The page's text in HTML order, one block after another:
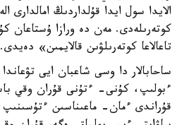
الايدا سول ايدا قۇلداردىڭ امالدارى
كوتەرىلەدى. مەن دە ورازا ۇستاعان
تاعالاعا كوتەرىلۋىن قالايمىن» دەيدى.
ساحابالار دا وسى شاعبان ايى
ءبولىپ، كۇنى- ءتۇنى قۇران وقي
قۇراندى ءمان- ماعىناسىن